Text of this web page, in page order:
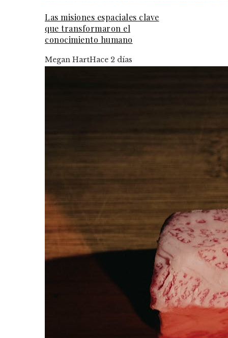
Las misiones espaciales clave
que transformaron el
conocimiento humano
Megan HartHace 2 días